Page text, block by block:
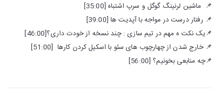
📌 ماشین لرنینگ گوگل و سرپ اشتباه [35:00]
📌 رفتار درست در مواجه با آپدیت ها [39:00]
📌یک نکت ه مهم در تیم سازی : چند نسخه از خودت داری؟[46:00]
📌 خارج شدن از چهارچوب های سئو با اسکیل کردن کارها [51:00]
📌چه منابعی بخونیم؟ [56:00]